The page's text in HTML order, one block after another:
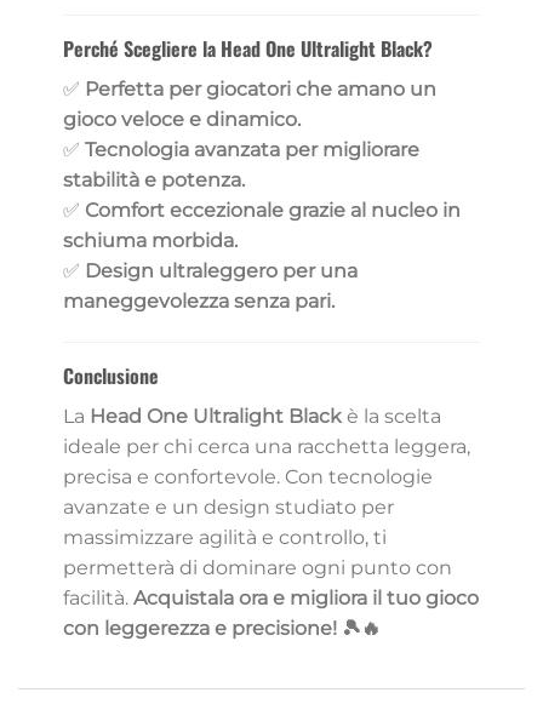
Perché Scegliere la Head One Ultralight Black?
✅ Perfetta per giocatori che amano un
gioco veloce e dinamico.
✅ Tecnologia avanzata per migliorare
stabilità e potenza.
✅ Comfort eccezionale grazie al nucleo in
schiuma morbida.
✅ Design ultraleggero per una
maneggevolezza senza pari.
Conclusione
La Head One Ultralight Blackè la scelta
ideale per chi cerca una racchetta leggera,
precisa e confortevole. Con tecnologie
avanzate e un design studiato per
massimizzare agilità e controllo, ti
permetterà di dominare ogni punto con
facilità. Acquistala ora e migliora il tuo gioco
con leggerezza e precisione! 🎾🔥